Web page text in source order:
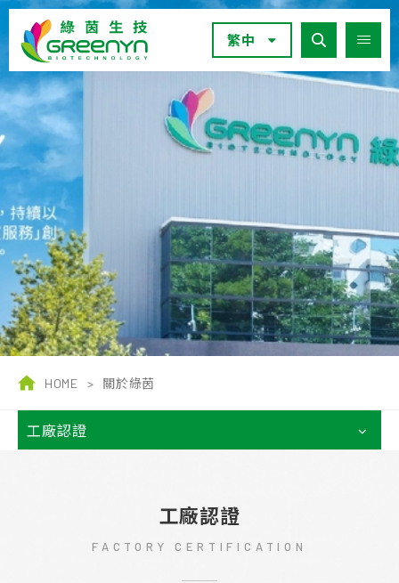
繁中
HOME > 關於綠茵
工廠認證
工廠認證
FACTORY CERTIFICATION